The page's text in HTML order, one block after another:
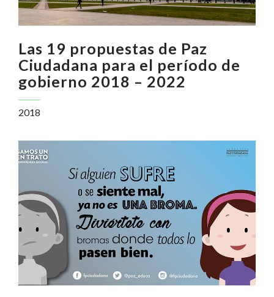
Las 19 propuestas de Paz
Ciudadana para el período de
gobierno 2018 – 2022
2018